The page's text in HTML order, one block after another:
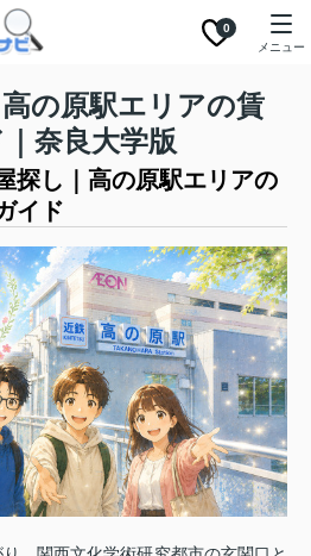
0
メニュー
高の原駅エリアの賃
奈良大学版
探し｜高の原駅エリアの
イド